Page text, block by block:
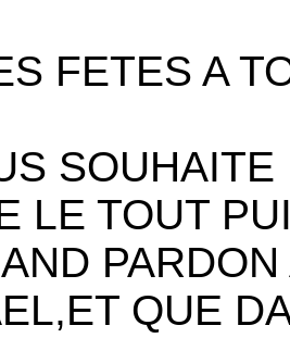
FETES A
LE TOUT
QUE